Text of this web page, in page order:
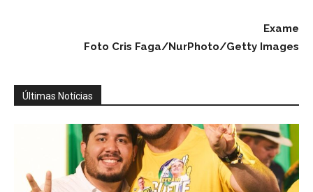
Exame
Foto Cris Faga/NurPhoto/Getty Images
Últimas Notícias